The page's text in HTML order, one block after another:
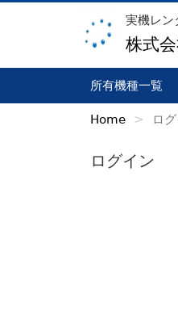
実機レン
株式
所有機種一覧
Home ロ
ログイン